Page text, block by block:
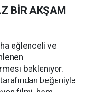
BİR AKŞAM
eğlenceli ve
bekleniyor.
beğeniyle